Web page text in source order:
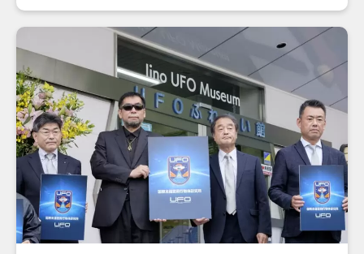
ワン・パブリッシングのソリューションで克服！ 富士通
クライアントコンピューティングのPC「FMV」を訴求する
ための特設ページを企画設計から担当し、多彩なコンテン
ツを継続投入することで、若年層からの共感を集めること
に成功しました。